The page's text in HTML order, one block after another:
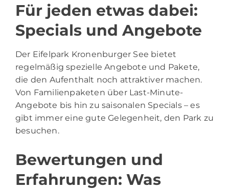
Für jeden etwas dabei:
Specials und Angebote
Der Eifelpark Kronenburger See bietet
regelmäßig spezielle Angebote und Pakete,
die den Aufenthalt noch attraktiver machen.
Von Familienpaketen über Last-Minute-
Angebote bis hin zu saisonalen Specials – es
gibt immer eine gute Gelegenheit, den Park zu
besuchen.
Bewertungen und
Erfahrungen: Was